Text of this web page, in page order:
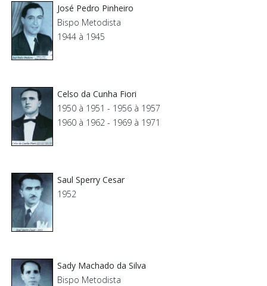
José Pedro Pinheiro
Bispo Metodista
1944 à 1945
Celso da Cunha Fiori
1950 à 1951 - 1956 à 1957
1960 à 1962 - 1969 à 1971
Saul Sperry Cesar
1952
Sady Machado da Silva
Bispo Metodista